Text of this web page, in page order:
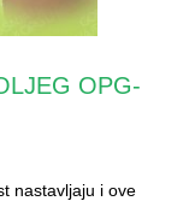
OPG-
nastavljaju i ove